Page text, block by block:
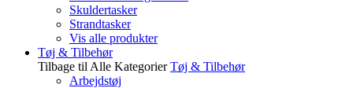
Skuldertasker
Strandtasker
Vis alle produkter
Tøj & Tilbehør
Tilbage til Alle Kategorier Tøj & Tilbehør
Arbejdstøj